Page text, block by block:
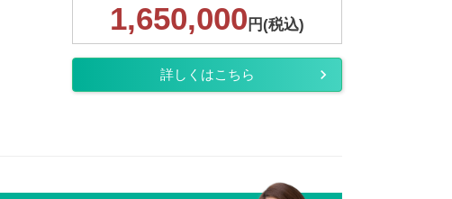
1,650,000 円(税込)
詳しくはこちら